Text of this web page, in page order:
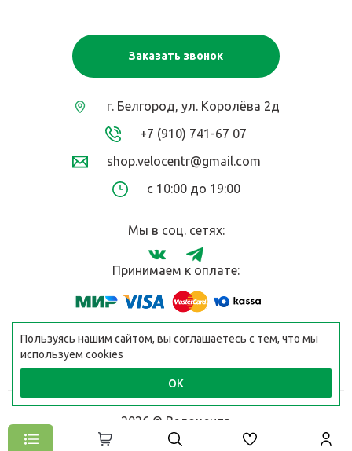
Заказать звонок
г. Белгород, ул. Королёва 2д
+7 (910) 741-67 07
shop.velocentr@gmail.com
с 10:00 до 19:00
Мы в соц. сетях:
Принимаем к оплате:
2026 © Велоцентр
Разработано в
Пользуясь нашим сайтом, вы соглашаетесь с тем, что мы
используем cookies
ОК